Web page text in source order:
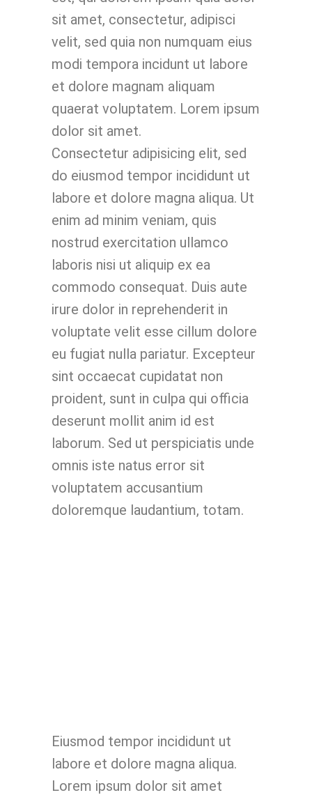
sit amet, consectetur, adipisci
velit, sed quia non numquam eius
modi tempora incidunt ut labore
et dolore magnam aliquam
quaerat voluptatem. Lorem ipsum
dolor sit amet.
Consectetur adipisicing elit, sed
do eiusmod tempor incididunt ut
labore et dolore magna aliqua. Ut
enim ad minim veniam, quis
nostrud exercitation ullamco
laboris nisi ut aliquip ex ea
commodo consequat. Duis aute
irure dolor in reprehenderit in
voluptate velit esse cillum dolore
eu fugiat nulla pariatur. Excepteur
sint occaecat cupidatat non
proident, sunt in culpa qui officia
deserunt mollit anim id est
laborum. Sed ut perspiciatis unde
omnis iste natus error sit
voluptatem accusantium
doloremque laudantium, totam.
Eiusmod tempor incididunt ut
labore et dolore magna aliqua.
Lorem ipsum dolor sit amet